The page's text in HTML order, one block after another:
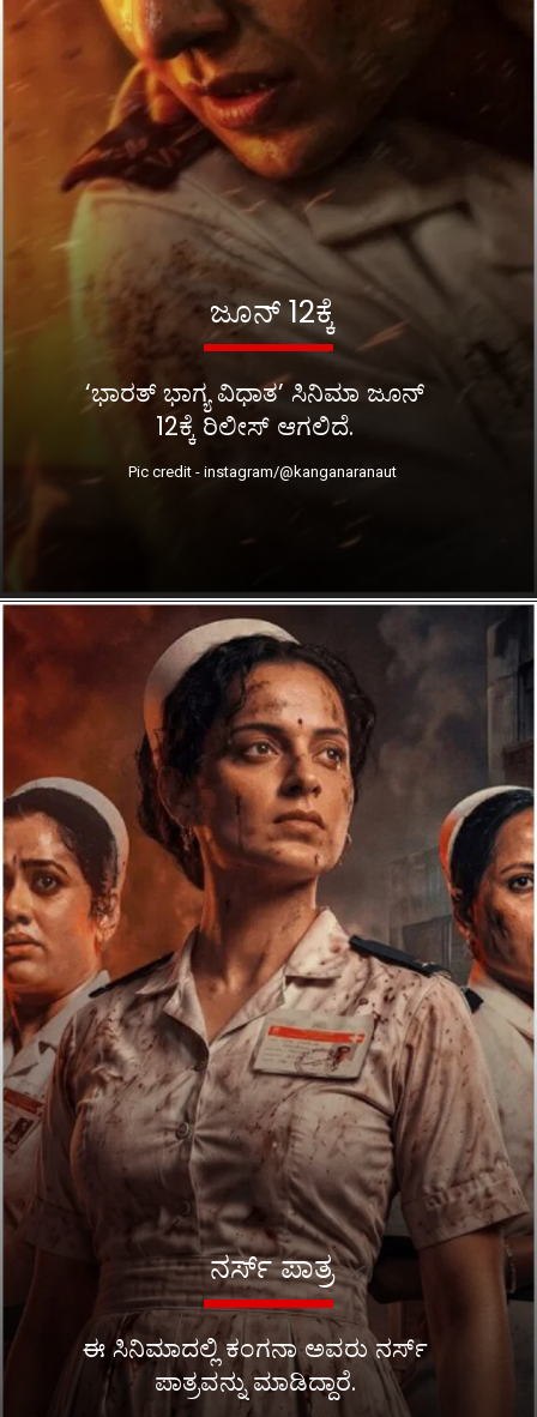
‘ಭಾರತ್ ಭಾಗ್ಯ ವಿಧಾತ’ ಸಿನಿಮಾ ಜೂನ್
12ಕ್ಕೆ ರಿಲೀಸ್ ಆಗಲಿದೆ.
ಜೂನ್ 12ಕ್ಕೆ
Pic credit - instagram/@kanganaranaut
ಈ ಸಿನಿಮಾದಲ್ಲಿ ಕಂಗನಾ ಅವರು ನರ್ಸ್
ಪಾತ್ರವನ್ನು ಮಾಡಿದ್ದಾರೆ.
ನರ್ಸ್ ಪಾತ್ರ